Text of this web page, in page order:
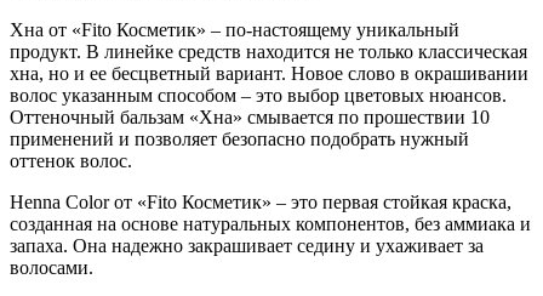
Хна от «Fito Косметик» – по-настоящему уникальный
продукт. В линейке средств находится не только классическая
хна, но и ее бесцветный вариант. Новое слово в окрашивании
волос указанным способом – это выбор цветовых нюансов.
Оттеночный бальзам «Хна» смывается по прошествии 10
применений и позволяет безопасно подобрать нужный
оттенок волос.
Henna Color от «Fito Косметик» – это первая стойкая краска,
созданная на основе натуральных компонентов, без аммиака и
запаха. Она надежно закрашивает седину и ухаживает за
волосами.